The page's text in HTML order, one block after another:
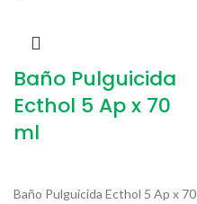
Baño Pulguicida
Ecthol 5 Ap x 70
ml
Baño Pulguicida Ecthol 5 Ap x 70